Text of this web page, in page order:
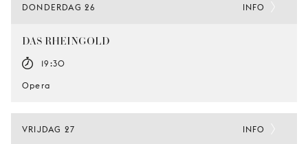
DONDERDAG 26
DAS RHEINGOLD
19:30
Opera
INFO
VRIJDAG 27 INFO